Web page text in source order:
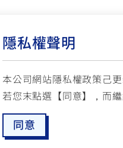
隱私權聲明
本公司網站隱私權政策己
若您末點選【同意】，而
同意
交通安全入口網
680 ✉ 聯繫客服
國定假日與公司假日除外)